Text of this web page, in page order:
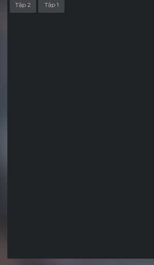
Tập 2 Tập 1